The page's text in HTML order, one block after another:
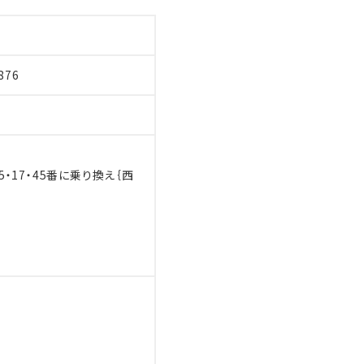
・17・45番に乗り換え｛西